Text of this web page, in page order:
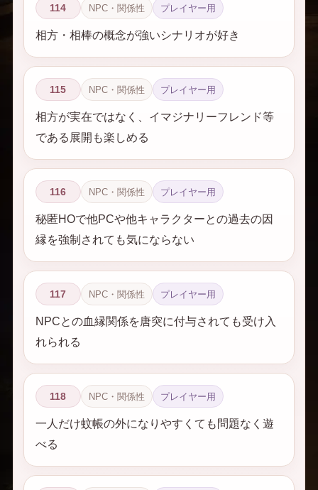
114 NPC・関係性 プレイヤー用
相方・相棒の概念が強いシナリオが好き
115 NPC・関係性 プレイヤー用
相方が実在ではなく、イマジナリーフレンド等
である展開も楽しめる
116 NPC・関係性 プレイヤー用
秘匿HOで他PCや他キャラクターとの過去の因
縁を強制されても気にならない
117 NPC・関係性 プレイヤー用
NPCとの血縁関係を唐突に付与されても受け入
れられる
118 NPC・関係性 プレイヤー用
一人だけ蚊帳の外になりやすくても問題なく遊
べる